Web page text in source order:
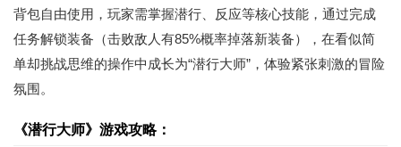
背包自由使用，玩家需掌握潜行、反应等核心技能，通过完成
任务解锁装备（击败敌人有85%概率掉落新装备），在看似简
单却挑战思维的操作中成长为“潜行大师”，体验紧张刺激的冒险
氛围。
《潜行大师》游戏攻略：